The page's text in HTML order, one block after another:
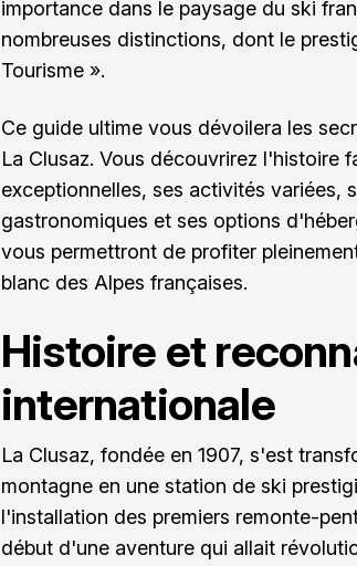
importance dans le paysage du ski
nombreuses distinctions, dont le
Tourisme ».
Ce guide ultime vous dévoilera les
La Clusaz. Vous découvrirez l'histoire
exceptionnelles, ses activités variées,
gastronomiques et ses options
vous permettront de profiter
blanc des Alpes françaises.
Histoire et
internationale
La Clusaz, fondée en 1907, s'est
montagne en une station de ski
l'installation des premiers remonte-
début d'une aventure qui allait